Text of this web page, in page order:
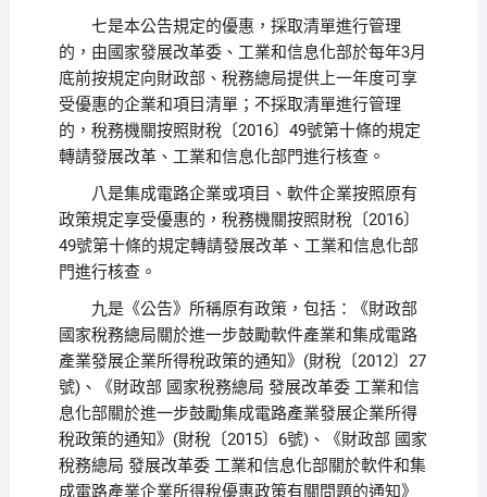
七是本公告規定的優惠，採取清單進行管理
的，由國家發展改革委、工業和信息化部於每年3月
底前按規定向財政部、稅務總局提供上一年度可享
受優惠的企業和項目清單；不採取清單進行管理
的，稅務機關按照財稅〔2016〕49號第十條的規定
轉請發展改革、工業和信息化部門進行核查。
八是集成電路企業或項目、軟件企業按照原有
政策規定享受優惠的，稅務機關按照財稅〔2016〕
49號第十條的規定轉請發展改革、工業和信息化部
門進行核查。
九是《公告》所稱原有政策，包括：《財政部
國家稅務總局關於進一步鼓勵軟件產業和集成電路
產業發展企業所得稅政策的通知》(財稅〔2012〕27
號)、《財政部 國家稅務總局 發展改革委 工業和信
息化部關於進一步鼓勵集成電路產業發展企業所得
稅政策的通知》(財稅〔2015〕6號)、《財政部 國家
稅務總局 發展改革委 工業和信息化部關於軟件和集
成電路產業企業所得稅優惠政策有關問題的通知》